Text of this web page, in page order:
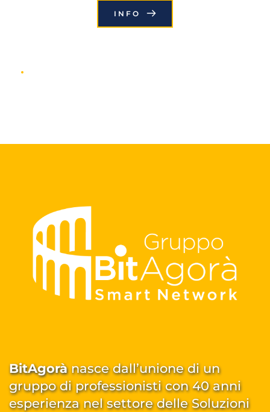
INFO
BitAgorà nasce dall’unione di un
gruppo di professionisti con 40 anni
esperienza nel settore delle Soluzioni